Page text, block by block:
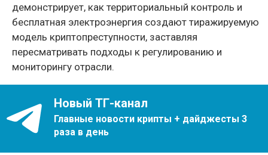
демонстрирует, как территориальный контроль и
бесплатная электроэнергия создают тиражируемую
модель криптопреступности, заставляя
пересматривать подходы к регулированию и
мониторингу отрасли.
Новый ТГ-канал
Главные новости крипты + дайджесты 3
раза в день